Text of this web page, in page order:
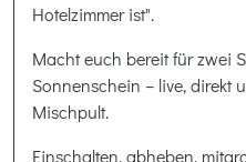
Hotelzimmer ist".
Macht euch bereit für zwei
Sonnenschein – live, direkt
Mischpult.
Einschalten, abheben,